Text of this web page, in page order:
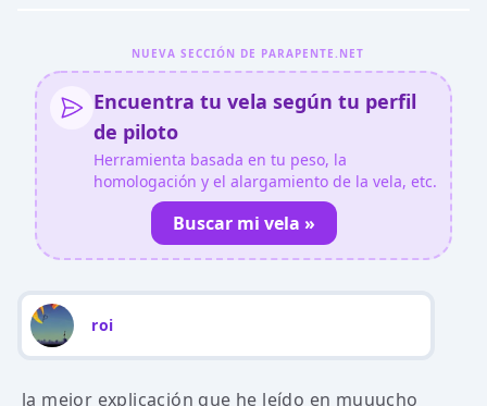
NUEVA SECCIÓN DE PARAPENTE.NET
Encuentra tu vela según tu perfil
de piloto
Herramienta basada en tu peso, la
homologación y el alargamiento de la vela, etc.
Buscar mi vela »
roi
la mejor explicación que he leído en muuucho